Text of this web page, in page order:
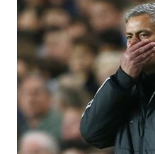
ละคร
CbizReview
Cyber BIZ
ผู้จัดกวน
Good health & Well-being
Green Innovation & SD
Management & HR